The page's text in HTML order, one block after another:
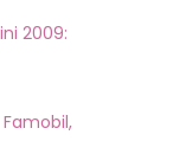
2009:
Famobil,